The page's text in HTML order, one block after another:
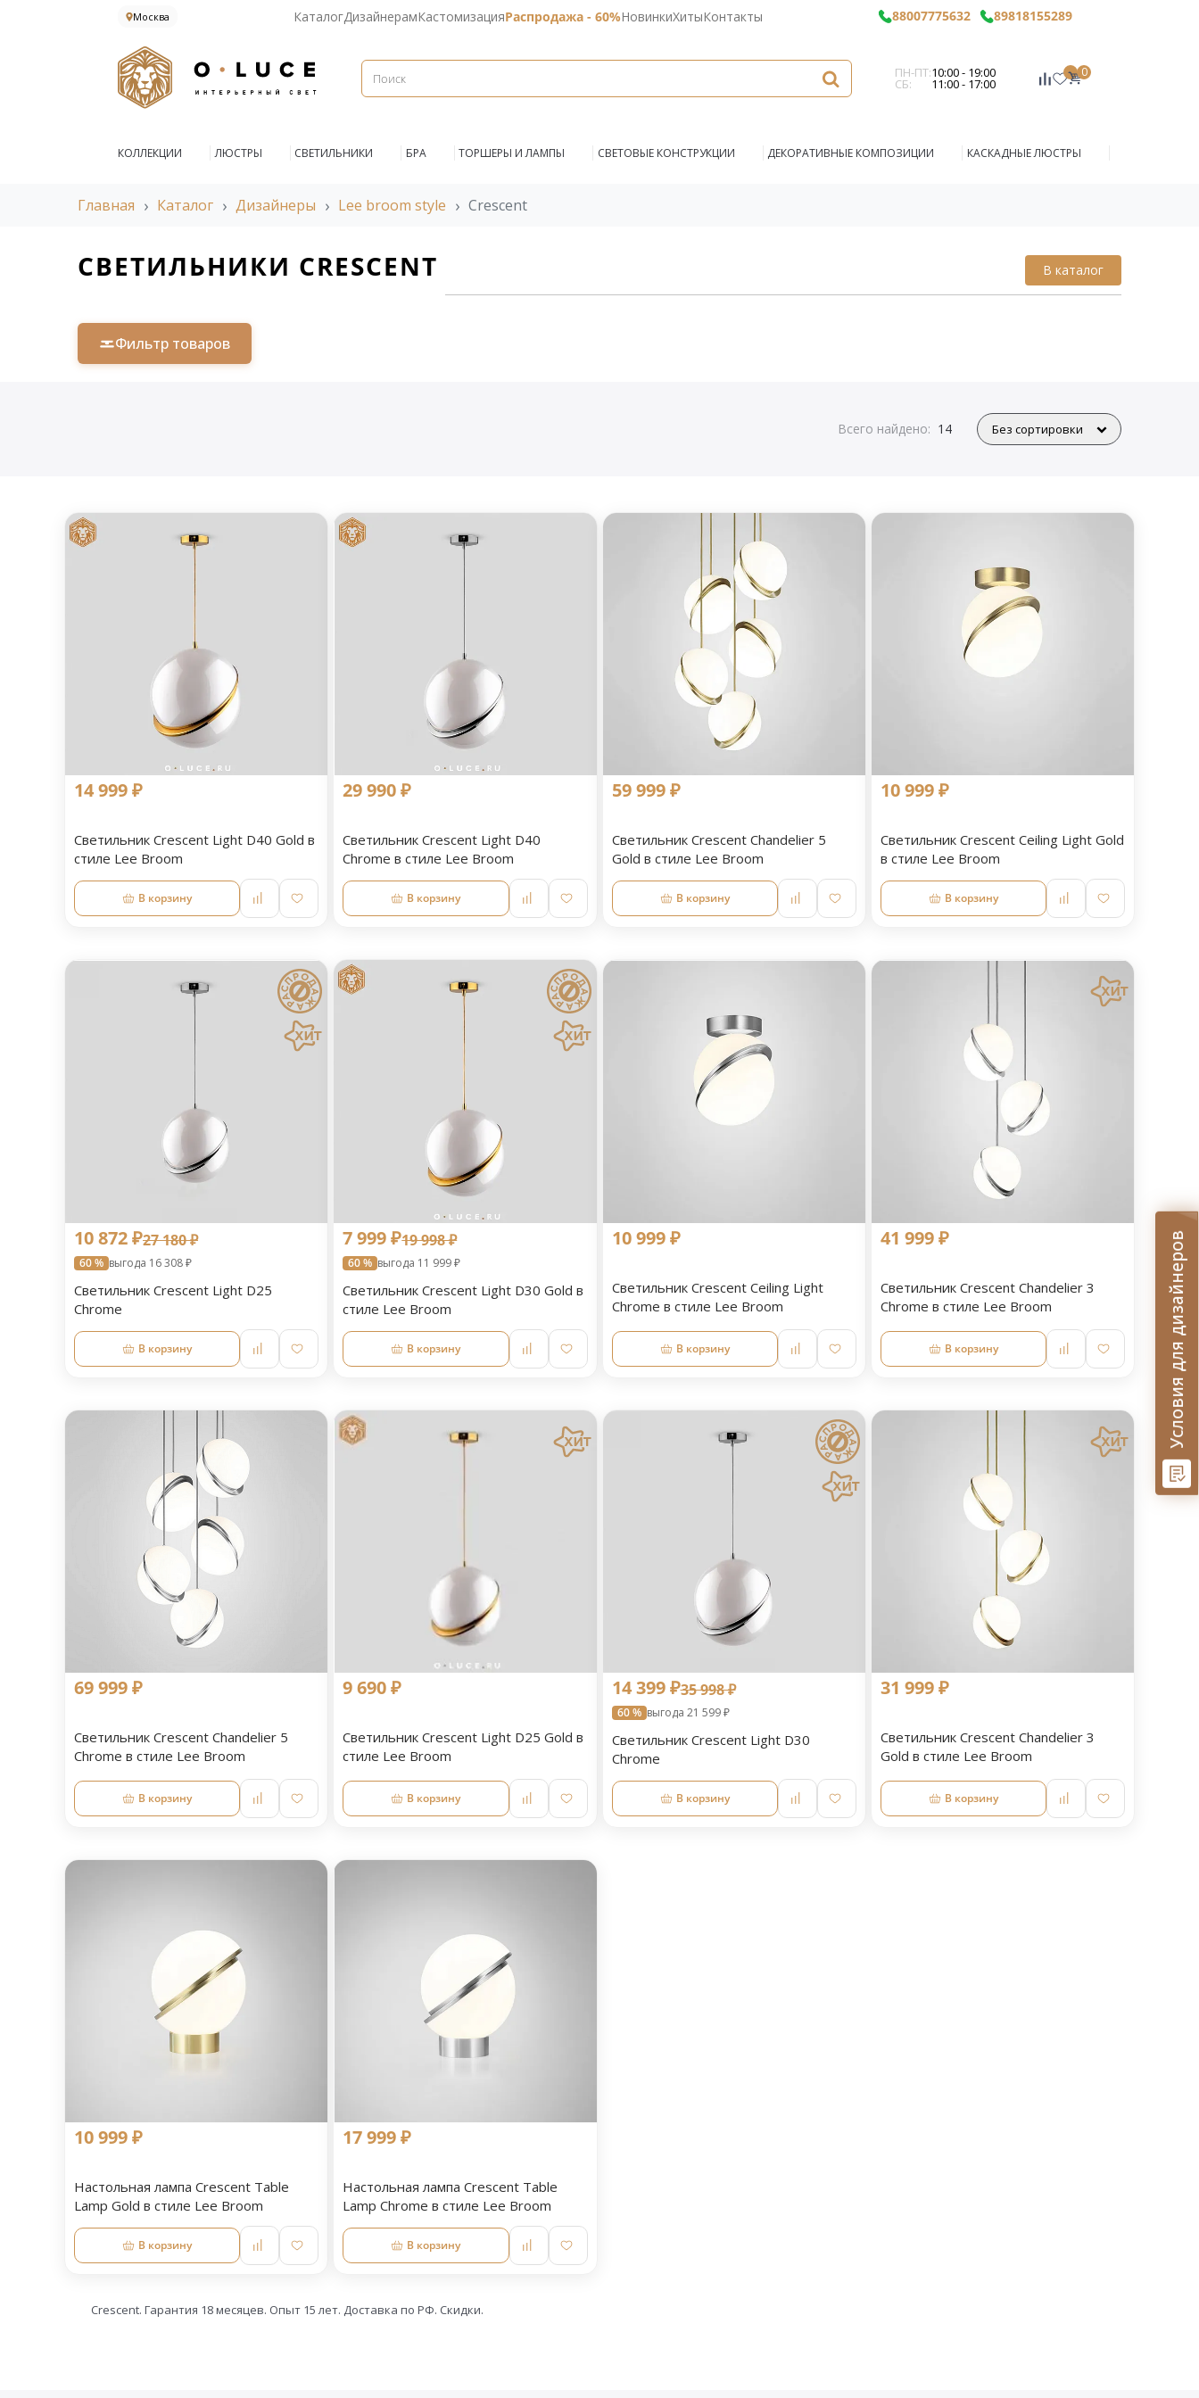
Москва КаталогДизайнерамКастомизацияРаспродажа - 60%НовинкиХитыКонтакты 88007775632 89818155289
ПН-ПТ:10:00 - 19:00
СБ: 11:00 - 17:00
0
КОЛЛЕКЦИИ ЛЮСТРЫ СВЕТИЛЬНИКИ БРА ТОРШЕРЫ И ЛАМПЫ СВЕТОВЫЕ КОНСТРУКЦИИ ДЕКОРАТИВНЫЕ КОМПОЗИЦИИ КАСКАДНЫЕ ЛЮСТРЫ
Главная Каталог Дизайнеры Lee broom style Crescent
СВЕТИЛЬНИКИ CRESCENT В каталог
Фильтр товаров
Всего найдено: 14
14 999 ₽
Светильник Crescent Light D40 Gold в
стиле Lee Broom
В корзину
29 990 ₽
Светильник Crescent Light D40
Chrome в стиле Lee Broom
В корзину
59 999 ₽
Светильник Crescent Chandelier 5
Gold в стиле Lee Broom
В корзину
10 999 ₽
Светильник Crescent Ceiling Light Gold
в стиле Lee Broom
В корзину
10 872 ₽27 180 ₽
60 % выгода 16 308 ₽
Светильник Crescent Light D25
Chrome
В корзину
7 999 ₽19 998 ₽
60 % выгода 11 999 ₽
Светильник Crescent Light D30 Gold в
стиле Lee Broom
В корзину
10 999 ₽
Светильник Crescent Ceiling Light
Chrome в стиле Lee Broom
В корзину
41 999 ₽
Светильник Crescent Chandelier 3
Chrome в стиле Lee Broom
В корзину
69 999 ₽
Светильник Crescent Chandelier 5
Chrome в стиле Lee Broom
В корзину
9 690 ₽
Светильник Crescent Light D25 Gold в
стиле Lee Broom
В корзину
14 399 ₽35 998 ₽
60 % выгода 21 599 ₽
Светильник Crescent Light D30
Chrome
В корзину
31 999 ₽
Светильник Crescent Chandelier 3
Gold в стиле Lee Broom
В корзину
10 999 ₽
Настольная лампа Crescent Table
Lamp Gold в стиле Lee Broom
В корзину
17 999 ₽
Настольная лампа Crescent Table
Lamp Chrome в стиле Lee Broom
В корзину
Crescent. Гарантия 18 месяцев. Опыт 15 лет. Доставка по РФ. Скидки.
Условия для дизайнеров